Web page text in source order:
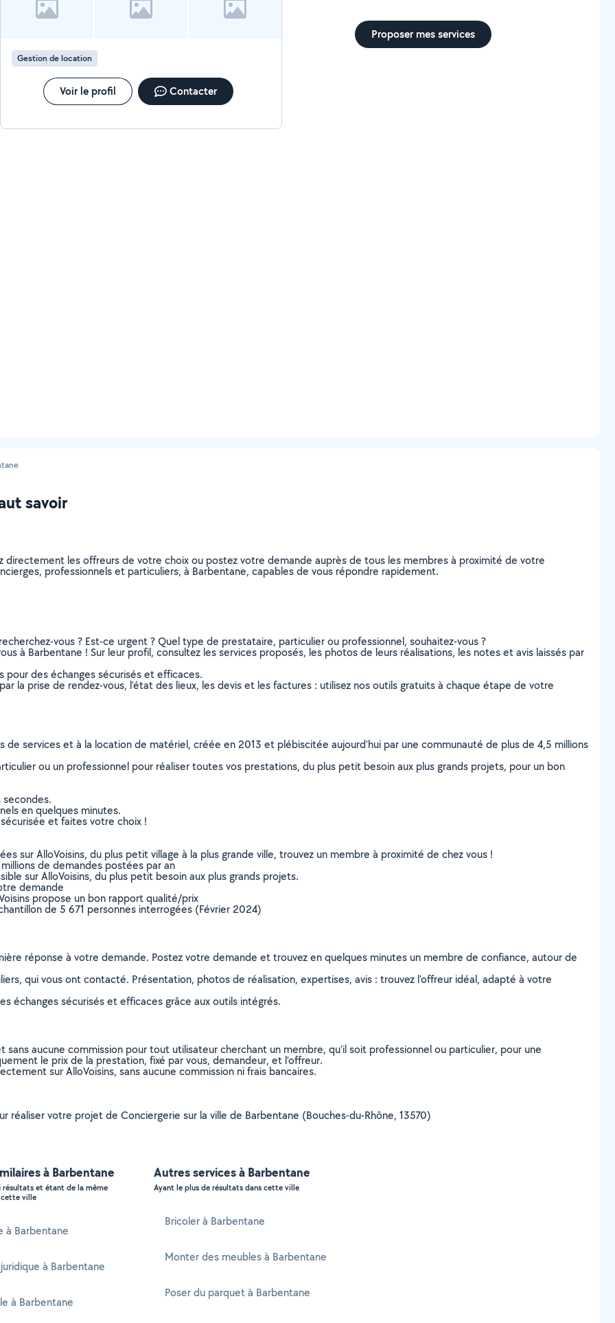
Gestion de location
Voir le profil Contacter
Proposer mes services
savoir
directement les offreurs de votre choix ou postez votre demande auprès de tous les membres à proximité de votre
professionnels et particuliers, à Barbentane, capables de vous répondre rapidement.
vous ? Est-ce urgent ? Quel type de prestataire, particulier ou professionnel, souhaitez-vous ?
à Barbentane ! Sur leur profil, consultez les services proposés, les photos de leurs réalisations, les notes et avis laissés par
pour des échanges sécurisés et efficaces.
la prise de rendez-vous, l’état des lieux, les devis et les factures : utilisez nos outils gratuits à chaque étape de votre
de services et à la location de matériel, créée en 2013 et plébiscitée aujourd’hui par une communauté de plus de 4,5 millions
ou un professionnel pour réaliser toutes vos prestations, du plus petit besoin aux plus grands projets, pour un bon
secondes.
en quelques minutes.
et faites votre choix !
sur AlloVoisins, du plus petit village à la plus grande ville, trouvez un membre à proximité de chez vous !
de demandes postées par an
sur AlloVoisins, du plus petit besoin aux plus grands projets.
demande
propose un bon rapport qualité/prix
de 5 671 personnes interrogées (Février 2024)
réponse à votre demande. Postez votre demande et trouvez en quelques minutes un membre de confiance, autour de
qui vous ont contacté. Présentation, photos de réalisation, expertises, avis : trouvez l'offreur idéal, adapté à votre
échanges sécurisés et efficaces grâce aux outils intégrés.
aucune commission pour tout utilisateur cherchant un membre, qu’il soit professionnel ou particulier, pour une
le prix de la prestation, fixé par vous, demandeur, et l’offreur.
sur AlloVoisins, sans aucune commission ni frais bancaires.
réaliser votre projet de Conciergerie sur la ville de Barbentane (Bouches-du-Rhône, 13570)
à Barbentane
résultats et étant de la même
ville
à Barbentane
à Barbentane
à Barbentane
Autres services à Barbentane
Ayant le plus de résultats dans cette ville
Bricoler à Barbentane
Monter des meubles à Barbentane
Poser du parquet à Barbentane